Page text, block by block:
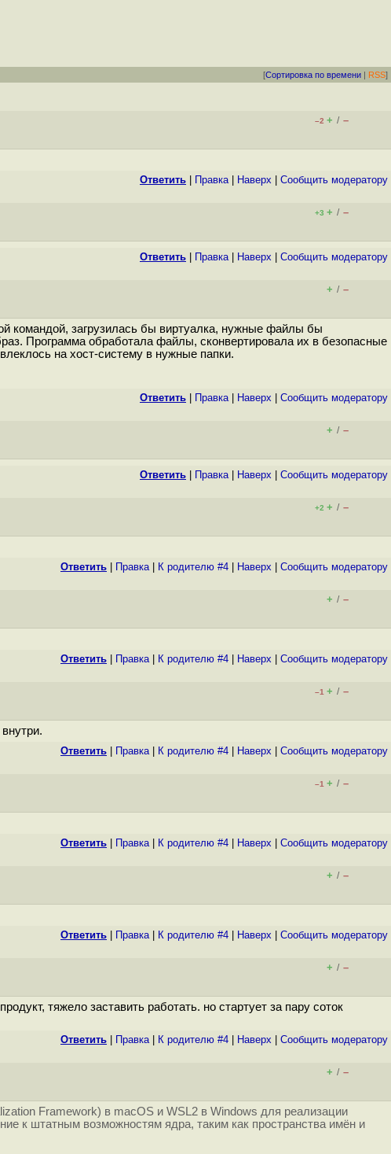
[Сортировка по времени | RSS]
–2 + / –
Ответить Правка| Наверх Cообщить модератору
+3 + / –
Ответить Правка| Наверх Cообщить модератору
+ / –
командой, загрузилась бы виртуалка, нужные файлы бы
Программа обработала файлы, сконвертировала их в безопасные
на хост-систему в нужные папки.
Ответить Правка| Наверх Cообщить модератору
+ / –
Ответить Правка| Наверх Cообщить модератору
+2 + / –
Ответить Правка| К родителю #4 Наверх Cообщить модератору
+ / –
Ответить Правка| К родителю #4 Наверх Cообщить модератору
–1 + / –
Ответить Правка| К родителю #4 Наверх Cообщить модератору
–1 + / –
Ответить Правка| К родителю #4 Наверх Cообщить модератору
+ / –
Ответить Правка| К родителю #4 Наверх Cообщить модератору
+ / –
тяжело заставить работать. но стартует за пару соток
Ответить Правка| К родителю #4 Наверх Cообщить модератору
+ / –
Framework) в macOS и WSL2 в Windows для реализации
к штатным возможностям ядра, таким как пространства имён и